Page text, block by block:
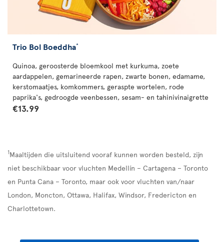
Trio Bol Boeddha*
Quinoa, geroosterde bloemkool met kurkuma, zoete
aardappelen, gemarineerde rapen, zwarte bonen, edamame,
kerstomaatjes, komkommers, geraspte wortelen, rode
paprika's, gedroogde veenbessen, sesam- en tahinivinaigrette
€13.99
1Maaltijden die uitsluitend vooraf kunnen worden besteld, zijn
niet beschikbaar voor vluchten Medellín – Cartagena – Toronto
en Punta Cana – Toronto, maar ook voor vluchten van/naar
London, Moncton, Ottawa, Halifax, Windsor, Fredericton en
Charlottetown.